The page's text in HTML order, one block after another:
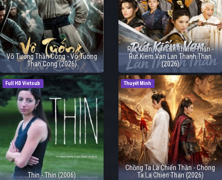
Võ Tướng Thần Công - Vo Tuong
Than Cong (2026)
Rút Kiếm Vạn Lần Thành Thần -
Rut Kiem Van Lan Thanh Than
(2026)
Full HD Vietsub
Thin - Thin (2006)
Thuyết Minh
Chồng Ta Là Chiến Thần - Chong
Ta La Chien Than (2026)